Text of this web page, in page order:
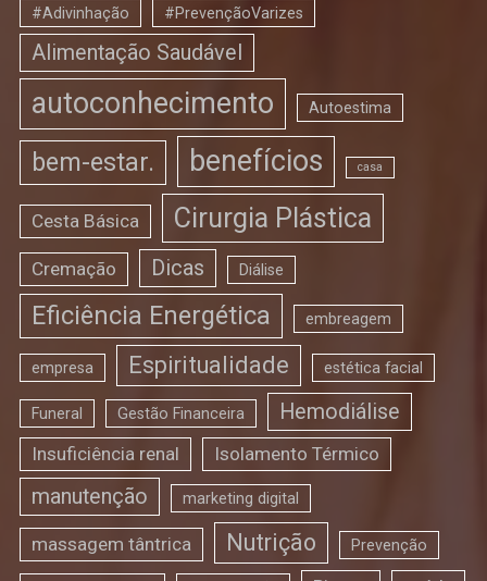
#Adivinhação #PrevençãoVarizes
Alimentação Saudável
autoconhecimento Autoestima
bem-estar. benefícios casa
Cesta Básica Cirurgia Plástica
Cremação Dicas Diálise
Eficiência Energética embreagem
empresa Espiritualidade estética facial
Funeral Gestão Financeira Hemodiálise
Insuficiência renal Isolamento Térmico
manutenção marketing digital
massagem tântrica Nutrição Prevenção